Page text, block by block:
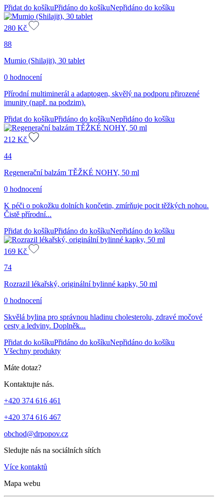
Přidat do košíkuPřidáno do košíkuNepřidáno do košíku
280 Kč
88
Mumio (Shilajit), 30 tablet
0 hodnocení
Přírodní multiminerál a adaptogen, skvělý na podporu přirozené
imunity (např. na podzim).
Přidat do košíkuPřidáno do košíkuNepřidáno do košíku
212 Kč
44
Regenerační balzám TĚŽKÉ NOHY, 50 ml
0 hodnocení
K péči o pokožku dolních končetin, zmírňuje pocit těžkých nohou.
Čistě přírodní...
Přidat do košíkuPřidáno do košíkuNepřidáno do košíku
169 Kč
74
Rozrazil lékařský, originální bylinné kapky, 50 ml
0 hodnocení
Skvělá bylina pro správnou hladinu cholesterolu, zdravé močové
cesty a ledviny. Doplněk...
Přidat do košíkuPřidáno do košíkuNepřidáno do košíku
Všechny produkty
Máte dotaz?
Kontaktujte nás.
+420 374 616 461
+420 374 616 467
obchod@drpopov.cz
Sledujte nás na sociálních sítích
Více kontaktů
Mapa webu